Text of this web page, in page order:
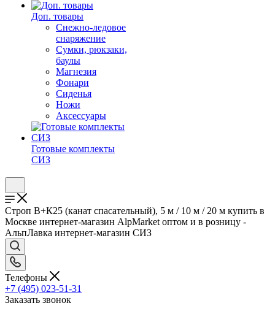
Доп. товары
Снежно-ледовое
снаряжение
Сумки, рюкзаки,
баулы
Магнезия
Фонари
Сиденья
Ножи
Аксессуары
Готовые комплекты
СИЗ
Строп В+К25 (канат спасательный), 5 м / 10 м / 20 м купить в
Москве интернет-магазин AlpMarket оптом и в розницу -
АльпЛавка интернет-магазин СИЗ
Телефоны
+7 (495) 023-51-31
Заказать звонок